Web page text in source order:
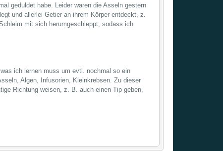
geduldet habe. Leider waren die Asseln gestern
und allerlei Getier an ihrem Körper entdeckt, z.
mit sich herumgeschleppt, sodass ich
ich lernen muss um evtl. nochmal so ein
Algen, Infusorien, Kleinkrebsen. Zu dieser
Richtung weisen, z. B. auch einen Tip geben,